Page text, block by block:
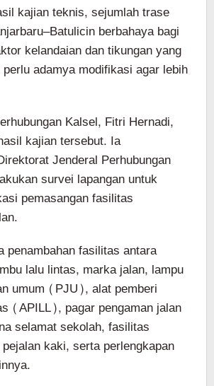
kajian teknis, sejumlah trase
berbahaya bagi
kelandaian dan tikungan yang
adamya modifikasi agar lebih
Kalsel, Fitri Hernadi,
kajian tersebut. Ia
Jenderal Perhubungan
survei lapangan untuk
pemasangan fasilitas
penambahan fasilitas antara
lalu lintas, marka jalan, lampu
umum (PJU), alat pemberi
(APILL), pagar pengaman jalan
selamat sekolah, fasilitas
kaki, serta perlengkapan